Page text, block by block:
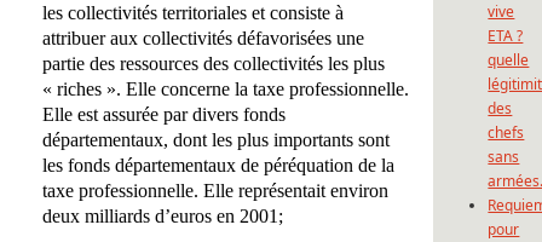
les collectivités territoriales et consiste à
attribuer aux collectivités défavorisées une
partie des ressources des collectivités les plus
« riches ». Elle concerne la taxe professionnelle.
Elle est assurée par divers fonds
départementaux, dont les plus importants sont
les fonds départementaux de péréquation de la
taxe professionnelle. Elle représentait environ
deux milliards d’euros en 2001;
vive
ETA ?
quelle
des
chefs
sans
pour